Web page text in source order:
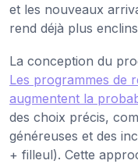
et les nouveaux
rend déjà plus
La conception du
Les programmes de
augmentent la
des choix précis,
généreuses et des
+ filleul). Cette